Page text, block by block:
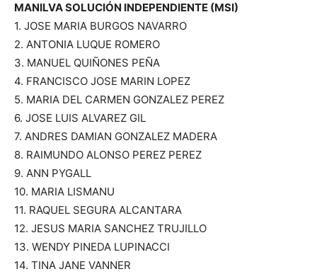
MANILVA SOLUCIÓN INDEPENDIENTE (MSI)
1. JOSE MARIA BURGOS NAVARRO
2. ANTONIA LUQUE ROMERO
3. MANUEL QUIÑONES PEÑA
4. FRANCISCO JOSE MARIN LOPEZ
5. MARIA DEL CARMEN GONZALEZ PEREZ
6. JOSE LUIS ALVAREZ GIL
7. ANDRES DAMIAN GONZALEZ MADERA
8. RAIMUNDO ALONSO PEREZ PEREZ
9. ANN PYGALL
10. MARIA LISMANU
11. RAQUEL SEGURA ALCANTARA
12. JESUS MARIA SANCHEZ TRUJILLO
13. WENDY PINEDA LUPINACCI
14. TINA JANE VANNER